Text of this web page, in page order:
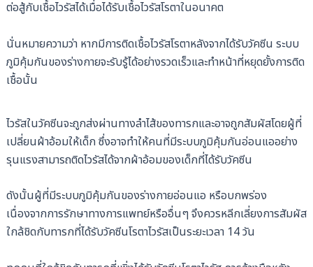
ต่อสู้กับเชื้อไวรัสได้เมื่อได้รับเชื้อไวรัสโรตาในอนาคต
นั่นหมายความว่า หากมีการติดเชื้อไวรัสโรตาหลังจากได้รับวัคซีน ระบบ
ภูมิคุ้มกันของร่างกายจะรับรู้ได้อย่างรวดเร็วและทำหน้าที่หยุดยั้งการติด
เชื้อนั้น
ไวรัสในวัคซีนจะถูกส่งผ่านทางลำไส้ของทารกและอาจถูกสัมผัสโดยผู้ที่
เปลี่ยนผ้าอ้อมให้เด็ก ซึ่งอาจทำให้คนที่มีระบบภูมิคุ้มกันอ่อนแออย่าง
รุนแรงสามารถติดไวรัสได้จากผ้าอ้อมของเด็กที่ได้รับวัคซีน
ดังนั้นผู้ที่มีระบบภูมิคุ้มกันของร่างกายอ่อนแอ หรือบกพร่อง
เนื่องจากการรักษาทางการแพทย์หรืออื่นๆ จึงควรหลีกเลี่ยงการสัมผัส
ใกล้ชิดกับทารกที่ได้รับวัคซีนโรตาไวรัสเป็นระยะเวลา 14 วัน